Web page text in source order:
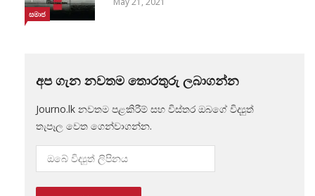
සමාජ
අප ගැන නවතම තොරතුරු ලබාගන්න
Journo.lk නවතම පළකිරීම් සහ විස්තර ඔබගේ විද්‍යුත්
තැපෑල වෙත ගෙන්වාගන්න.